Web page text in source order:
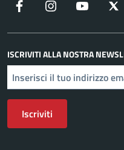
Facebook Instagram YouTube
ISCRIVITI ALLA NOSTRA